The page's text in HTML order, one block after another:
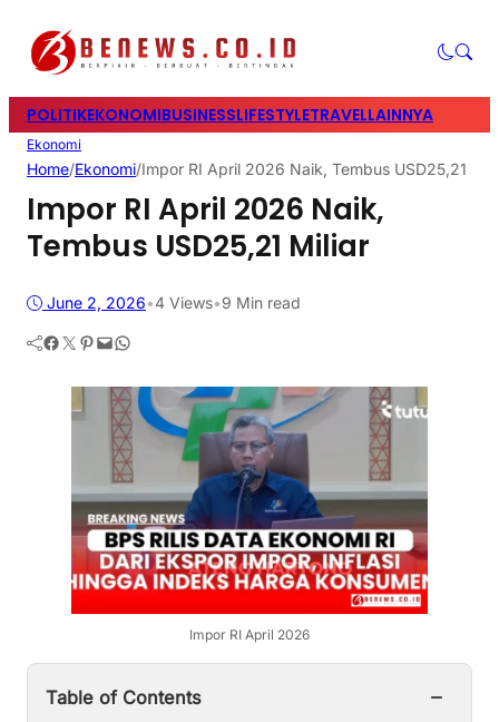
POLITIKEKONOMIBUSINESSLIFESTYLETRAVELLAINNYA
Ekonomi
Home/Ekonomi/Impor RI April 2026 Naik, Tembus USD25,21
Impor RI April 2026 Naik,
Tembus USD25,21 Miliar
June 2, 2026•4 Views•9 Min read
Facebook Twitter Pinterest Mail WhatsApp
Impor RI April 2026
Table of Contents −